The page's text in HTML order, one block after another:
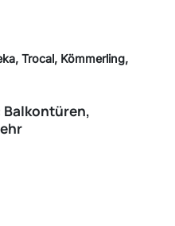
Trocal, Kömmerling,
Balkontüren,